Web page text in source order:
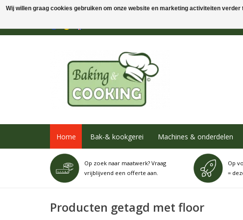
Home Bak-& kookgerei Machines & onderdelen
Op zoek naar maatwerk? Vraag
vrijblijvend een offerte aan.
Op
=
Producten getagd met floor
Wij willen graag cookies gebruiken om onze website en marketing activiteiten